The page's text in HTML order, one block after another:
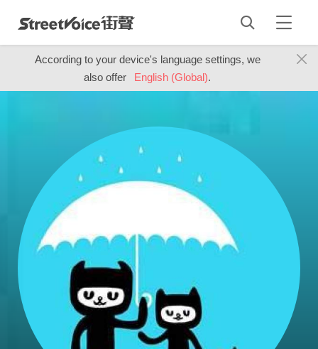
According to your device's language settings, we
also offer
English (Global).